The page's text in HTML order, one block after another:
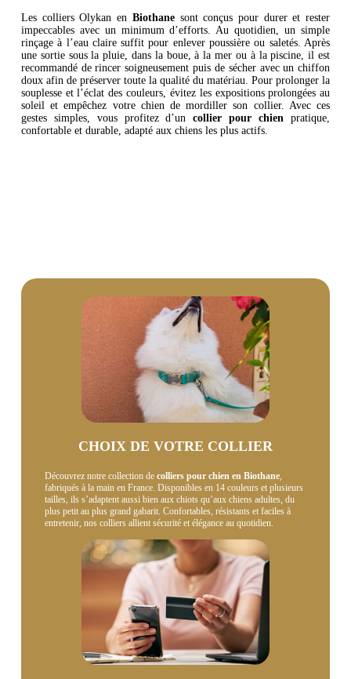
Les colliers Olykan en Biothanesont conçus pour durer et rester
impeccables avec un minimum d’efforts. Au quotidien, un simple
rinçage à l’eau claire suffit pour enlever poussière ou saletés. Après
une sortie sous la pluie, dans la boue, à la mer ou à la piscine, il est
recommandé de rincer soigneusement puis de sécher avec un chiffon
doux afin de préserver toute la qualité du matériau. Pour prolonger la
souplesse et l’éclat des couleurs, évitez les expositions prolongées au
soleil et empêchez votre chien de mordiller son collier. Avec ces
gestes simples, vous profitez d’uncollier pour chien pratique,
confortable et durable, adapté aux chiens les plus actifs.
CHOIX DE VOTRE COLLIER
Découvrez notre collection de colliers pour chien en Biothane,
fabriqués à la main en France. Disponibles en 14 couleurs et plusieurs
tailles, ils s’adaptent aussi bien aux chiots qu’aux chiens adultes, du
plus petit au plus grand gabarit. Confortables, résistants et faciles à
entretenir, nos colliers allient sécurité et élégance au quotidien.